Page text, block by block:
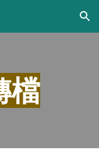
Skip to navigation
檔